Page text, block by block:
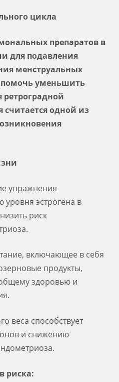
цикла
препаратов в
для подавления
менструальных
уменьшить
ретроградной
считается одной из
упражнения
уровня эстрогена в
риск
включающее в себя
продукты,
здоровью и
веса способствует
и снижению
риска: